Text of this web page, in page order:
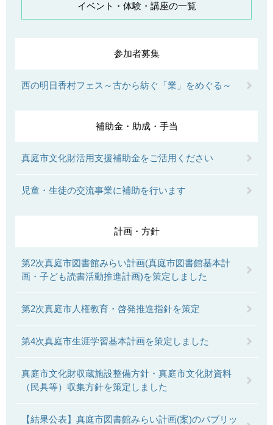
イベント・体験・講座の一覧
参加者募集
西の明日香村フェス～古から紡ぐ「業」をめぐる～
補助金・助成・手当
真庭市文化財活用支援補助金をご活用ください
児童・生徒の交流事業に補助を行います
計画・方針
第2次真庭市図書館みらい計画(真庭市図書館基本計
画・子ども読書活動推進計画)を策定しました
第2次真庭市人権教育・啓発推進指針を策定
第4次真庭市生涯学習基本計画を策定しました
真庭市文化財収蔵施設整備方針・真庭市文化財資料
（民具等）収集方針を策定しました
【結果公表】真庭市図書館みらい計画(案)のパブリッ